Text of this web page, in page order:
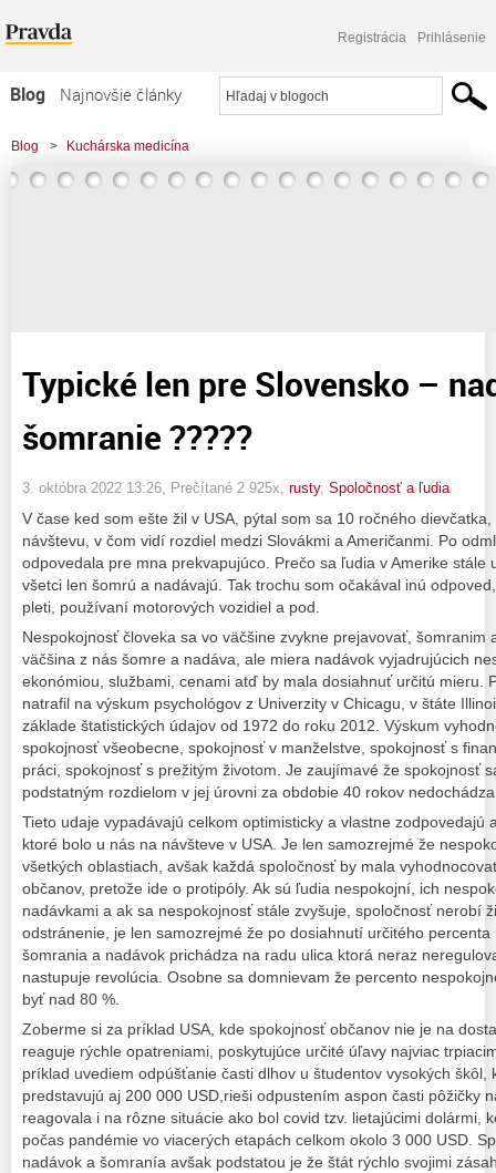
Registrácia Prihlásenie
Blog
Najnovšie články
Najčítanejšie články
Najkomentovanejšie články
Blog > Kuchárska medicína
> Typické len pre Slovensko - nadávky, šomranie ?????
Typické len pre Slovensko –
šomranie ?????
3. októbra 2022 13:26 , Prečítané 2 925x, rusty, Spoločnosť a ľudia
V čase ked som ešte žil v USA, pýtal som sa 10 ročného
návštevu, v čom vidí rozdiel medzi Slovákmi a Američanmi. Po
odpovedala pre mna prekvapujúco. Prečo sa ľudia v Amerike stále
všetci len šomrú a nadávajú. Tak trochu som očakával inú
pleti, používaní motorových vozidiel a pod.
Nespokojnosť človeka sa vo väčšine zvykne prejavovať, šomranim
väčšina z nás šomre a nadáva, ale miera nadávok vyjadrujúcich
ekonómiou, službami, cenami atď by mala dosiahnuť určitú mieru.
natrafil na výskum psychológov z Univerzity v Chicagu, v štáte
základe štatistických údajov od 1972 do roku 2012. Výskum
spokojnosť všeobecne, spokojnosť v manželstve, spokojnosť s
práci, spokojnosť s prežitým životom. Je zaujímavé že spokojnosť
podstatným rozdielom v jej úrovni za obdobie 40 rokov
Tieto udaje vypadávajú celkom optimisticky a vlastne zodpovedajú
ktoré bolo u nás na návšteve v USA. Je len samozrejmé že
všetkých oblastiach, avšak každá spoločnosť by mala
občanov, pretože ide o protipóly. Ak sú ľudia nespokojní, ich
nadávkami a ak sa nespokojnosť stále zvyšuje, spoločnosť nerobí
odstránenie, je len samozrejmé že po dosiahnutí určitého
šomrania a nadávok prichádza na radu ulica ktorá neraz
nastupuje revolúcia. Osobne sa domnievam že percento
byť nad 80 %.
Zoberme si za príklad USA, kde spokojnosť občanov nie je na
reaguje rýchle opatreniami, poskytujúce určité úľavy najviac
príklad uvediem odpúšťanie časti dlhov u študentov vysokých škôl,
predstavujú aj 200 000 USD,rieši odpustením aspon časti pôžičky
reagovala i na rôzne situácie ako bol covid tzv. lietajúcimi dolármi,
počas pandémie vo viacerých etapách celkom okolo 3 000 USD.
nadávok a šomranía avšak podstatou je že štát rýchlo svojimi